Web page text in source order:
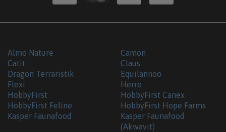
Almo Nature
Camon
Catit
Claus
Dragon Terraristik
Equilannoo
Flexi
Herre
HobbyFirst
HobbyFirst Canex
HobbyFirst Feline
HobbyFirst Hope Farms
Kasper Faunafood
Kasper Faunafood
(Akwavit)